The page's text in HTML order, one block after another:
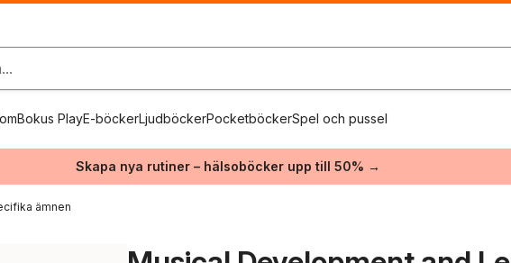
Bokus PlayE-böckerLjudböckerPocketböckerSpel och pussel
Skapa nya rutiner – hälsoböcker upp till 50% →
ämnen